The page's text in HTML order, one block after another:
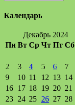
Календарь
Декабрь 2024
Пн Вт Ср Чт Пт Сб
2
3 4 5 6 7
9
10 11 12 13 14
16 17 18 19 20 21
23 24 25 26 27 28